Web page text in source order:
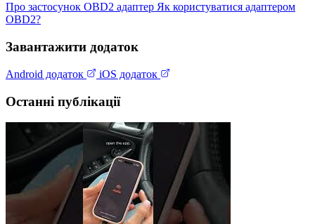
Про застосунок OBD2 адаптер Як користуватися адаптером
OBD2?
Завантажити додаток
Android додаток iOS додаток
Останні публікації